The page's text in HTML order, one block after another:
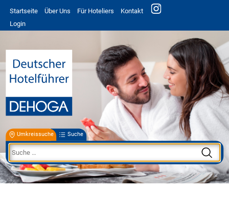
Startseite Über Uns Für Hoteliers
Kontakt
Login
Umkreissuche Suche